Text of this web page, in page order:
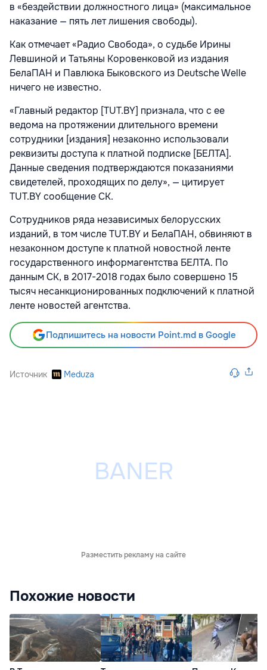
в «бездействии должностного лица» (максимальное
наказание — пять лет лишения свободы).
Как отмечает «Радио Свобода», о судьбе Ирины
Левшиной и Татьяны Коровенковой из издания
БелаПАН и Павлюка Быковского из Deutsche Welle
ничего не известно.
«Главный редактор [TUT.BY] признала, что с ее
ведома на протяжении длительного времени
сотрудники [издания] незаконно использовали
реквизиты доступа к платной подписке [БЕЛТА].
Данные сведения подтверждаются показаниями
свидетелей, проходящих по делу», — цитирует
TUT.BY сообщение СК.
Сотрудников ряда независимых белорусских
изданий, в том числе TUT.BY и БелаПАН, обвиняют в
незаконном доступе к платной новостной ленте
государственного информагентства БЕЛТА. По
данным СК, в 2017-2018 годах было совершено 15
тысяч несанкционированных подключений к платной
ленте новостей агентства.
Подпишитесь на новости Point.md в Google
Источник Meduza
Разместить рекламу на сайте
Похожие новости